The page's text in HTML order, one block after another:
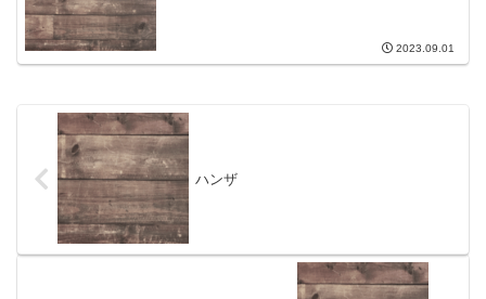
2023.09.01
ハンザ